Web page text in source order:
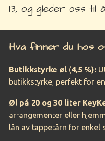
13, og gleder oss til
Hva finner du hos
Butikkstyrke øl (4,5 %):
butikkstyrke, perfekt for
Øl på 20 og 30 liter
arrangementer eller
lån av tappetårn for enkel